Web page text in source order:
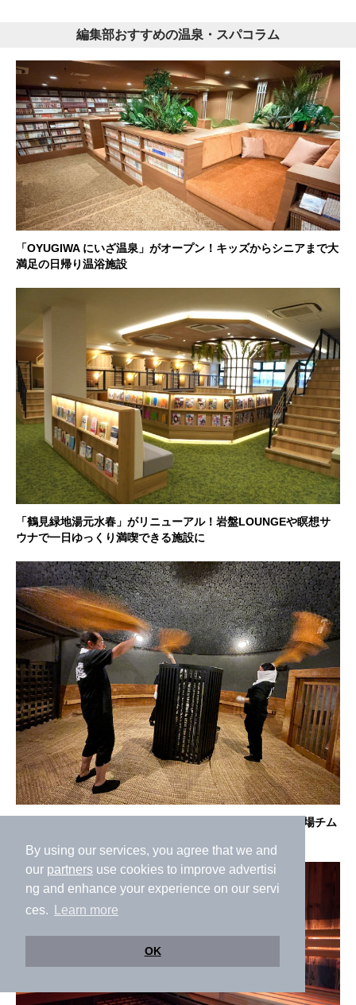
By using our services, you agree that we and
our partners use cookies to improve advertisi
ng and enhance your experience on our servi
ces.
Learn more
OK
編集部おすすめの温泉・スパコラム
「OYUGIWA にいざ温泉」がオープン！キッズからシニアまで大
満足の日帰り温浴施設
「鶴見緑地湯元水春」がリニューアル！岩盤LOUNGEや瞑想サ
ウナで一日ゆっくり満喫できる施設に
【クーポン有】神州温泉 あるごの湯を1日遊び尽くす！本場チム